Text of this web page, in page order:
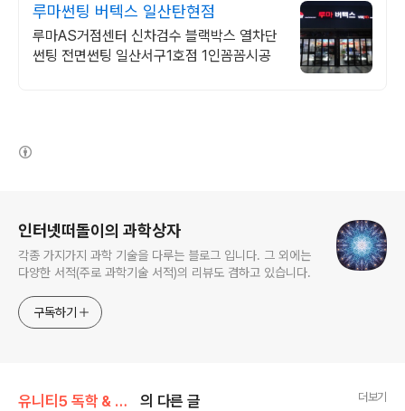
루마썬팅 버텍스 일산탄현점
루마AS거점센터 신차검수 블랙박스 열차단
썬팅 전면썬팅 일산서구1호점 1인꼼꼼시공
인터넷떠돌이의 과학상자
각종 가지가지 과학 기술을 다루는 블로그 입니다. 그 외에는
다양한 서적(주로 과학기술 서적)의 리뷰도 겸하고 있습니다.
구독하기
유니티5 독학 & 게임 제작/Project Yukkuri Run 의 다른 글 더보기